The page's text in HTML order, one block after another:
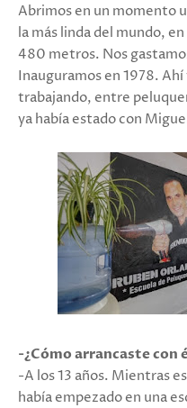
Abrimos en un momento
la más linda del mundo,
480 metros. Nos
Inauguramos en 1978.
trabajando, entre
ya había estado con
-¿Cómo arrancaste con
-A los 13 años. Mientras
había empezado en una